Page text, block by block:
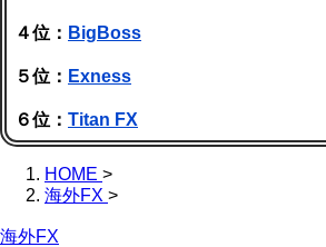
４位： BigBoss
５位： Exness
６位： Titan FX
HOME >
海外FX >
海外FX